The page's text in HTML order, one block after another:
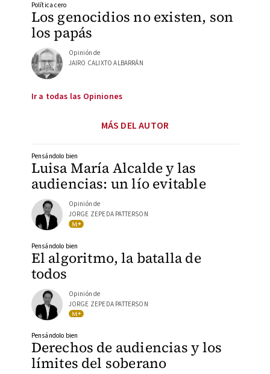
Los genocidios no existen, son
los papás
Política cero
Opinión de
JAIRO CALIXTO ALBARRÁN
Ir a todas las Opiniones
MÁS DEL AUTOR
Luisa María Alcalde y las
audiencias: un lío evitable
Pensándolo bien
Opinión de
JORGE ZEPEDA PATTERSON
El algoritmo, la batalla de
todos
Pensándolo bien
Opinión de
JORGE ZEPEDA PATTERSON
Derechos de audiencias y los
límites del soberano
Pensándolo bien